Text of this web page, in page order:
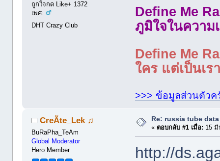
ถูกใจกด Like+ 1372
เพศ:
DHT Crazy Club
Define Me
ภูมิใจในความ
Define Me
ใคร แต่เป็นเ
>>> ข้อมูลส่วนตัวค
CreÃte_Lek ♫
BuRaPha_TeAm
Global Moderator
Hero Member
Re: russia tube data
« ตอบกลับ #1 เมื่อ: 15 มี
http://